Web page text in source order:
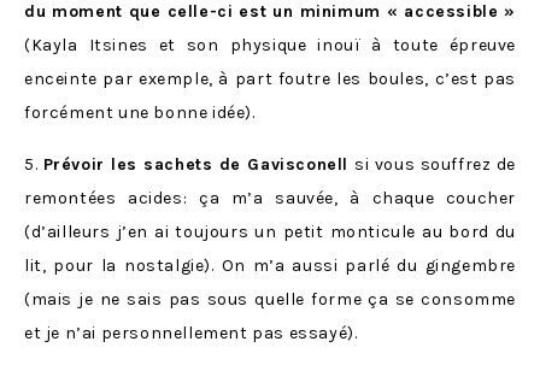
du moment que celle-ci est un minimum « accessible »
(Kayla Itsines et son physique inouï à toute épreuve
enceinte par exemple, à part foutre les boules, c’est pas
forcément une bonne idée).
5. Prévoir les sachets de Gavisconell si vous souffrez de
remontées acides: ça m’a sauvée, à chaque coucher
(d’ailleurs j’en ai toujours un petit monticule au bord du
lit, pour la nostalgie). On m’a aussi parlé du gingembre
(mais je ne sais pas sous quelle forme ça se consomme
et je n’ai personnellement pas essayé).